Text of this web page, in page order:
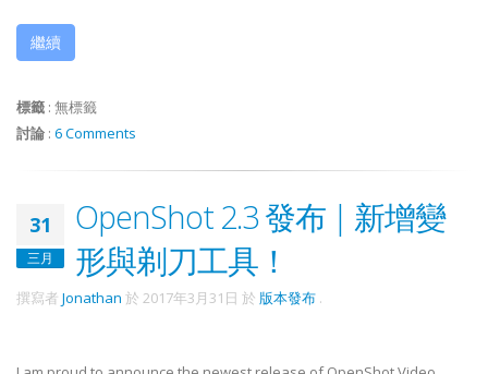
繼續
標籤 : 無標籤
討論 : 6 Comments
31
三月
OpenShot 2.3 發布 | 新增變
形與剃刀工具！
撰寫者 Jonathan 於 2017年3月31日 於 版本發布 .